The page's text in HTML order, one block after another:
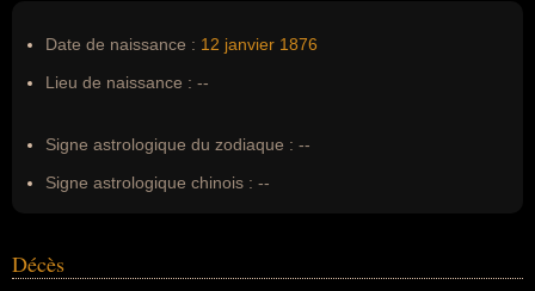
Date de naissance : 12 janvier 1876
Lieu de naissance : --
Signe astrologique du zodiaque : --
Signe astrologique chinois : --
Décès